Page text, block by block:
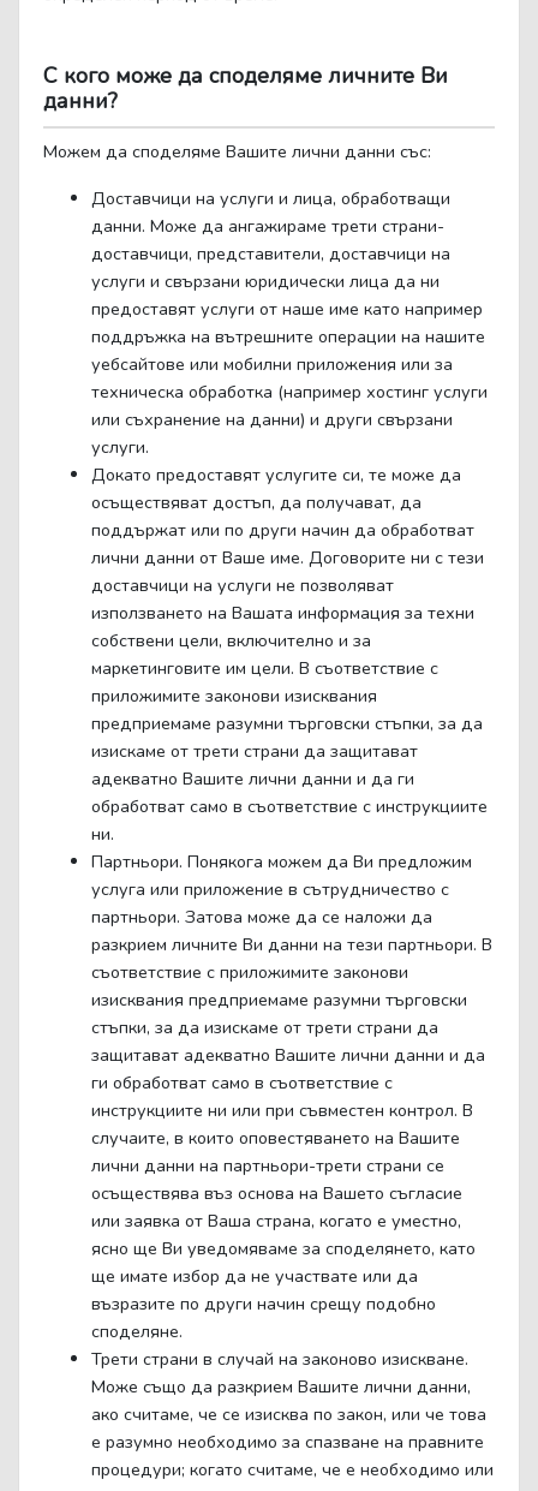
С кого може да споделяме личните Ви
данни?
Можем да споделяме Вашите лични данни със:
Доставчици на услуги и лица, обработващи
данни. Може да ангажираме трети страни-
доставчици, представители, доставчици на
услуги и свързани юридически лица да ни
предоставят услуги от наше име като например
поддръжка на вътрешните операции на нашите
уебсайтове или мобилни приложения или за
техническа обработка (например хостинг услуги
или съхранение на данни) и други свързани
услуги.
Докато предоставят услугите си, те може да
осъществяват достъп, да получават, да
поддържат или по други начин да обработват
лични данни от Ваше име. Договорите ни с тези
доставчици на услуги не позволяват
използването на Вашата информация за техни
собствени цели, включително и за
маркетинговите им цели. В съответствие с
приложимите законови изисквания
предприемаме разумни търговски стъпки, за да
изискаме от трети страни да защитават
адекватно Вашите лични данни и да ги
обработват само в съответствие с инструкциите
ни.
Партньори. Понякога можем да Ви предложим
услуга или приложение в сътрудничество с
партньори. Затова може да се наложи да
разкрием личните Ви данни на тези партньори. В
съответствие с приложимите законови
изисквания предприемаме разумни търговски
стъпки, за да изискаме от трети страни да
защитават адекватно Вашите лични данни и да
ги обработват само в съответствие с
инструкциите ни или при съвместен контрол. В
случаите, в които оповестяването на Вашите
лични данни на партньори-трети страни се
осъществява въз основа на Вашето съгласие
или заявка от Ваша страна, когато е уместно,
ясно ще Ви уведомяваме за споделянето, като
ще имате избор да не участвате или да
възразите по други начин срещу подобно
споделяне.
Трети страни в случай на законово изискване.
Може също да разкрием Вашите лични данни,
ако считаме, че се изисква по закон, или че това
е разумно необходимо за спазване на правните
процедури; когато считаме, че е необходимо или